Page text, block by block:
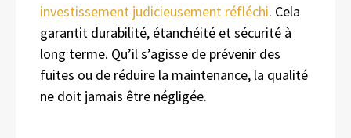
investissement judicieusement réfléchi. Cela
garantit durabilité, étanchéité et sécurité à
long terme. Qu’il s’agisse de prévenir des
fuites ou de réduire la maintenance, la qualité
ne doit jamais être négligée.